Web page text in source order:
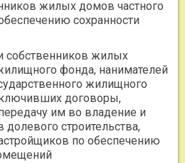
жилых домов частного
сохранности
собственников жилых
фонда, нанимателей
жилищного
договоры,
им во владение и
строительства,
по обеспечению